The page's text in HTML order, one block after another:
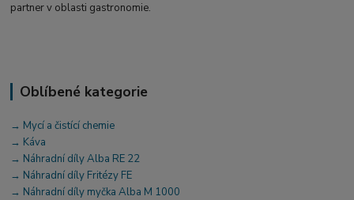
partner v oblasti gastronomie.
Oblíbené kategorie
→ Mycí a čistící chemie
→ Káva
→ Náhradní díly Alba RE 22
→ Náhradní díly Fritézy FE
→ Náhradní díly myčka Alba M 1000